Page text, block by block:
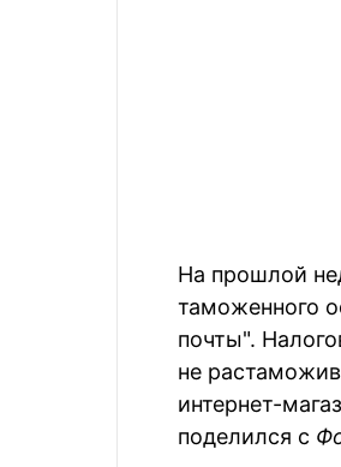
На прошлой
таможенного
почты".
не
интернет-
поделился с